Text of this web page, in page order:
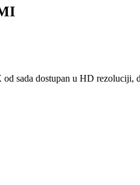
od sada dostupan u HD rezoluciji,